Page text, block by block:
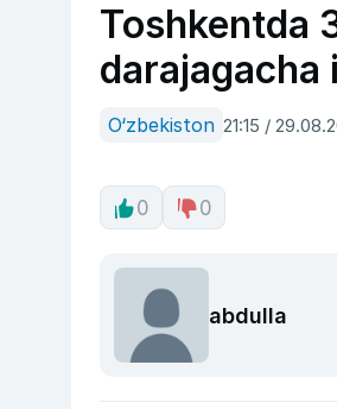
Toshkentda
darajagacha
O‘zbekiston 21:15 /
0 0
abdulla